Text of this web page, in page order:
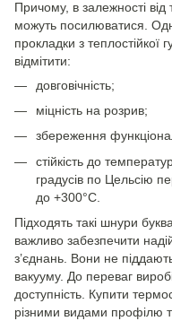
Причому, в залежності від
можуть посилюватися.
прокладки з
відмітити:
довговічність;
міцність на розрив;
збереження
стійкість до
градусів по Цельсію
до +300°С.
Підходять такі шнури
важливо забезпечити
з’єднань. Вони не
вакууму. До переваг
доступність. Купити
різними видами профілю